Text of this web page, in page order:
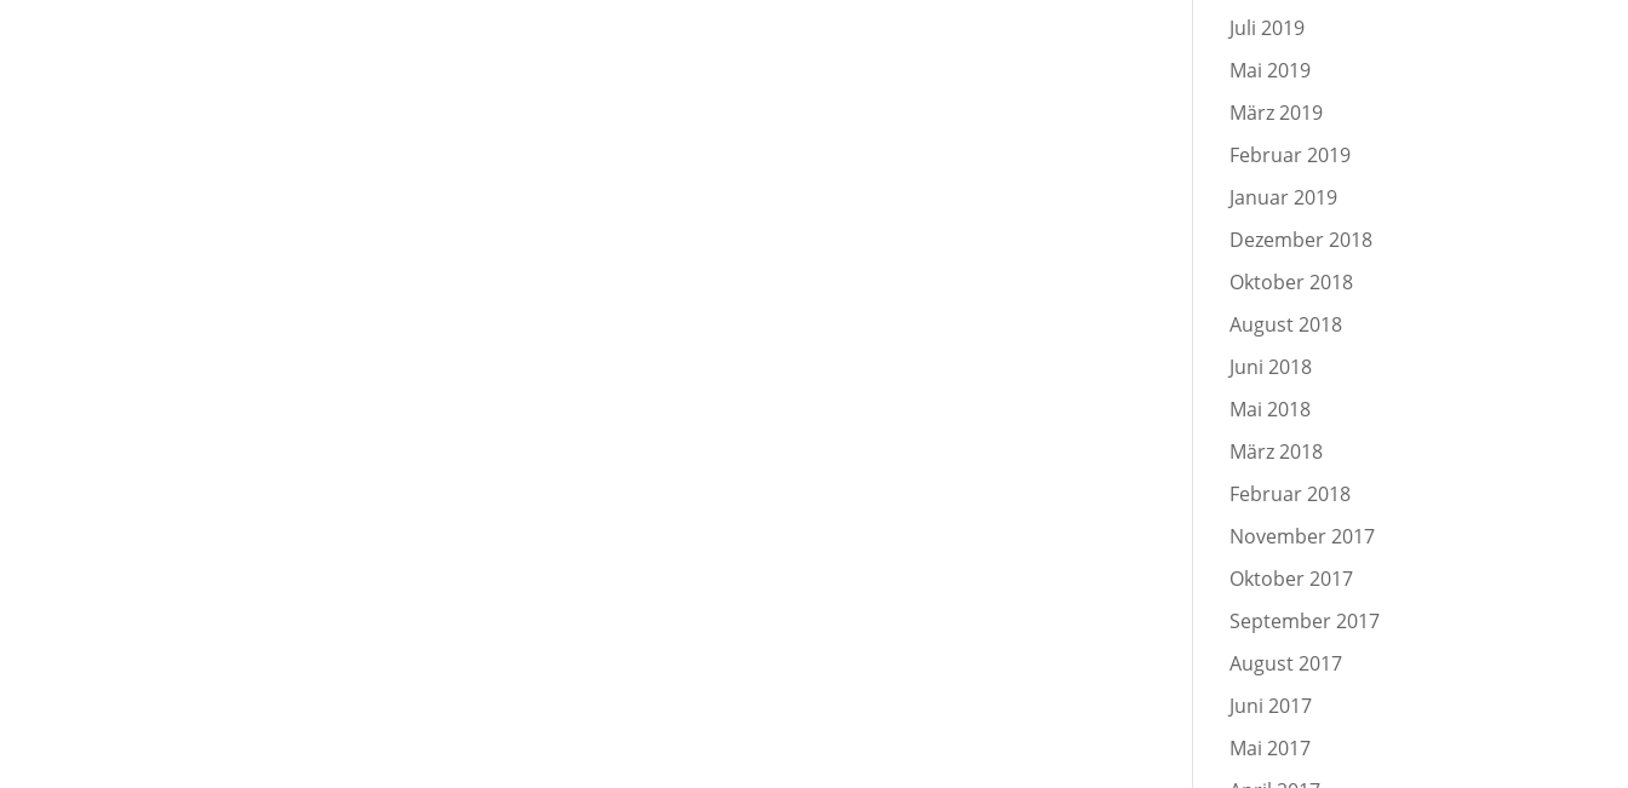
Juli 2019
Mai 2019
März 2019
Februar 2019
Januar 2019
Dezember 2018
Oktober 2018
August 2018
Juni 2018
Mai 2018
März 2018
Februar 2018
November 2017
Oktober 2017
September 2017
August 2017
Juni 2017
Mai 2017